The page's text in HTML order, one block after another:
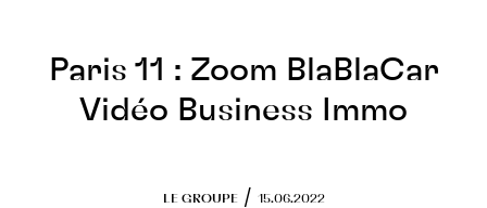
NOS PROGRAMMES
Paris 11 : Zoom BlaBlaCar
Vidéo Business Immo
LE GROUPE / 15.06.2022